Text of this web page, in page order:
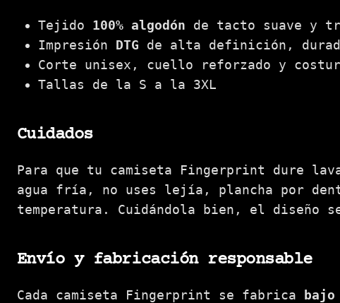
Tejido 100% algodón de tacto suave y
Impresión DTG de alta definición,
Corte unisex, cuello reforzado y
Tallas de la S a la 3XL
Cuidados
Para que tu camiseta Fingerprint dure
agua fría, no uses lejía, plancha por
temperatura. Cuidándola bien, el diseño
Envío y fabricación responsable
Cada camiseta Fingerprint se fabrica bajo